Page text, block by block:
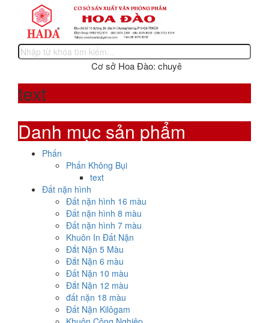
Cơ sở Hoa Đào: chuyên sản xuất các sản
text
Danh mục sản phẩm
Phấn
Phấn Không Bụi
text
Đất nặn hình
Đất nặn hình 16 màu
Đất nặn hình 8 màu
Đất nặn hình 7 màu
Khuôn In Đất Nặn
Đắt Nặn 5 Màu
Đắt Nặn 6 màu
Đất Nặn 10 màu
Đắt Nặn 12 màu
đất nặn 18 màu
Đất Nặn Kilôgam